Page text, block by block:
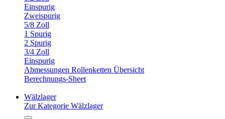
Einspurig
Zweispurig
5/8 Zoll
1 Spurig
2 Spurig
3/4 Zoll
Einspurig
Abmessungen Rollenketten Übersicht
Berechnungs-Sheet
Wälzlager
Zur Kategorie Wälzlager